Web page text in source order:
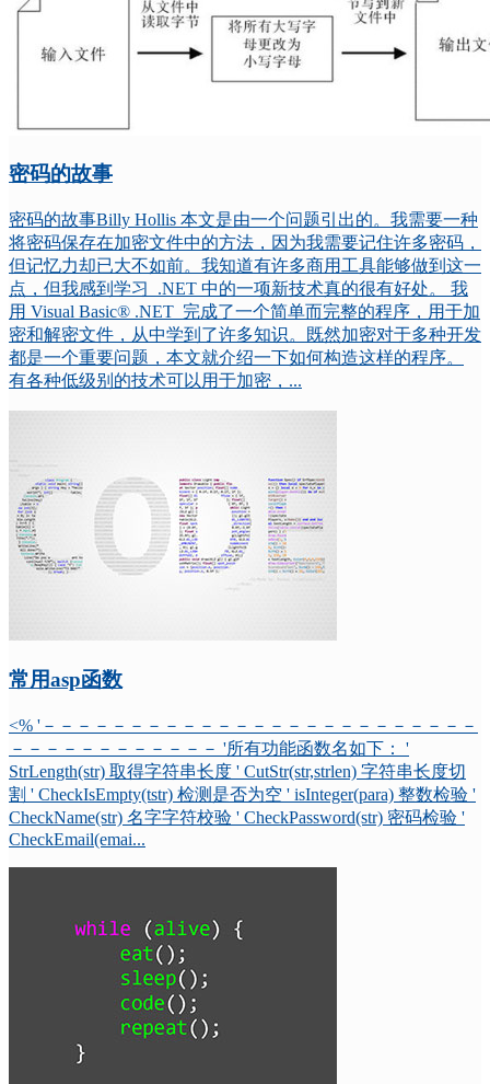
密码的故事
密码的故事Billy Hollis 本文是由一个问题引出的。我需要一种
将密码保存在加密文件中的方法，因为我需要记住许多密码，
但记忆力却已大不如前。我知道有许多商用工具能够做到这一
点，但我感到学习 .NET 中的一项新技术真的很有好处。 我
用 Visual Basic® .NET 完成了一个简单而完整的程序，用于加
密和解密文件，从中学到了许多知识。既然加密对于多种开发
都是一个重要问题，本文就介绍一下如何构造这样的程序。
有各种低级别的技术可以用于加密，...
常用asp函数
<% '－－－－－－－－－－－－－－－－－－－－－－－－－
－－－－－－－－－－－－ '所有功能函数名如下： '
StrLength(str) 取得字符串长度 ' CutStr(str,strlen) 字符串长度切
割 ' CheckIsEmpty(tstr) 检测是否为空 ' isInteger(para) 整数检验 '
CheckName(str) 名字字符校验 ' CheckPassword(str) 密码检验 '
CheckEmail(emai...